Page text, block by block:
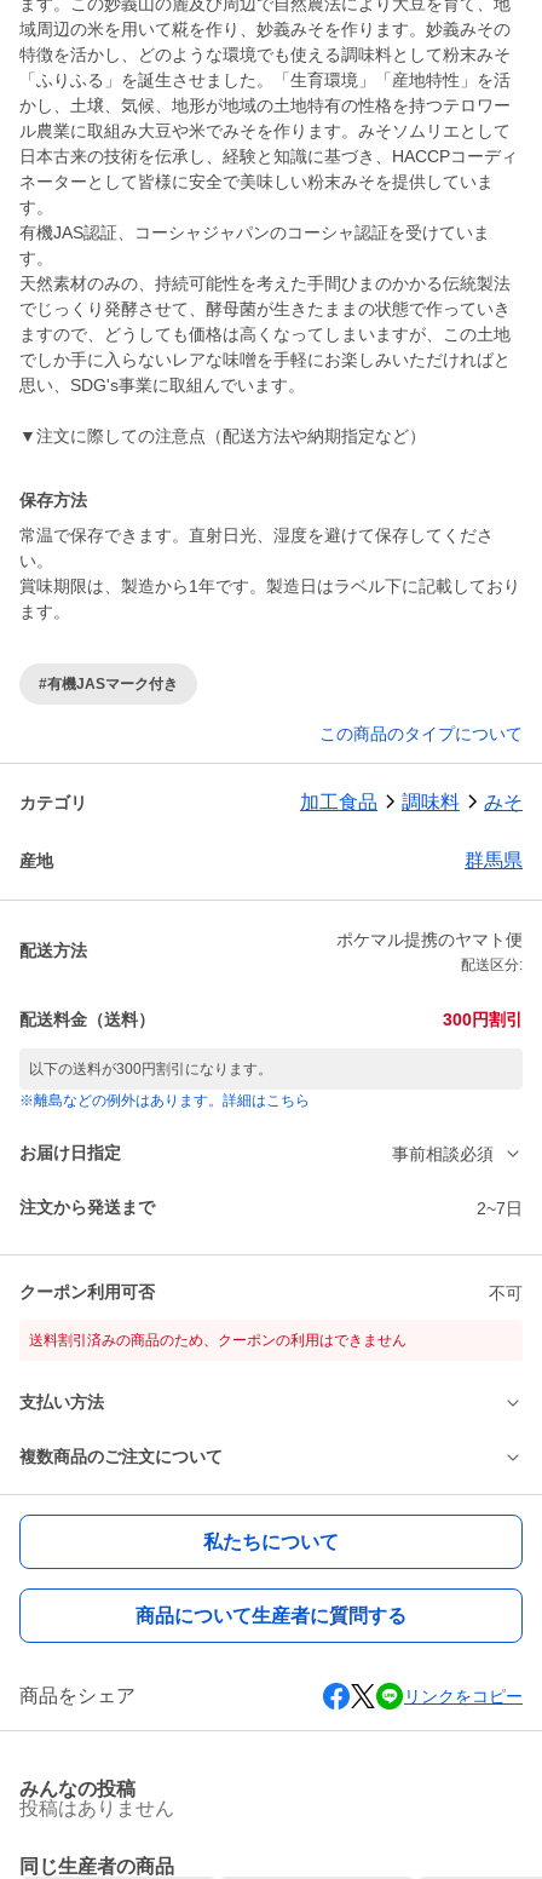
域周辺の米を用いて糀を作り、妙義みそを作ります。妙義みその
特徴を活かし、どのような環境でも使える調味料として粉末みそ
「ふりふる」を誕生させました。「生育環境」「産地特性」を活
かし、土壌、気候、地形が地域の土地特有の性格を持つテロワー
ル農業に取組み大豆や米でみそを作ります。みそソムリエとして
日本古来の技術を伝承し、経験と知識に基づき、HACCPコーディ
ネーターとして皆様に安全で美味しい粉末みそを提供していま
す。
有機JAS認証、コーシャジャパンのコーシャ認証を受けていま
す。
天然素材のみの、持続可能性を考えた手間ひまのかかる伝統製法
でじっくり発酵させて、酵母菌が生きたままの状態で作っていき
ますので、どうしても価格は高くなってしまいますが、この土地
でしか手に入らないレアな味噌を手軽にお楽しみいただければと
思い、SDG's事業に取組んでいます。
▼注文に際しての注意点（配送方法や納期指定など）
保存方法
常温で保存できます。直射日光、湿度を避けて保存してくださ
い。
賞味期限は、製造から1年です。製造日はラベル下に記載しており
ます。
#有機JASマーク付き
この商品のタイプについて
カテゴリ 加工食品 調味料 みそ
産地 群馬県
配送方法
ポケマル提携のヤマト便
配送区分:
配送料金（送料） 300円割引
以下の送料が300円割引になります。
※離島などの例外はあります。詳細はこちら
お届け日指定 事前相談必須
注文から発送まで 2~7日
クーポン利用可否 不可
送料割引済みの商品のため、クーポンの利用はできません
支払い方法
複数商品のご注文について
私たちについて
商品について生産者に質問する
商品をシェア リンクをコピー
みんなの投稿
投稿はありません
同じ生産者の商品